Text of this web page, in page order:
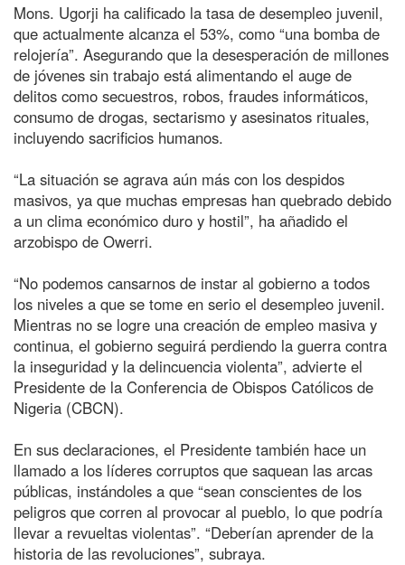
Mons. Ugorji ha calificado la tasa de desempleo juvenil,
que actualmente alcanza el 53%, como “una bomba de
relojería”. Asegurando que la desesperación de millones
de jóvenes sin trabajo está alimentando el auge de
delitos como secuestros, robos, fraudes informáticos,
consumo de drogas, sectarismo y asesinatos rituales,
incluyendo sacrificios humanos.
“La situación se agrava aún más con los despidos
masivos, ya que muchas empresas han quebrado debido
a un clima económico duro y hostil”, ha añadido el
arzobispo de Owerri.
“No podemos cansarnos de instar al gobierno a todos
los niveles a que se tome en serio el desempleo juvenil.
Mientras no se logre una creación de empleo masiva y
continua, el gobierno seguirá perdiendo la guerra contra
la inseguridad y la delincuencia violenta”, advierte el
Presidente de la Conferencia de Obispos Católicos de
Nigeria (CBCN).
En sus declaraciones, el Presidente también hace un
llamado a los líderes corruptos que saquean las arcas
públicas, instándoles a que “sean conscientes de los
peligros que corren al provocar al pueblo, lo que podría
llevar a revueltas violentas”. “Deberían aprender de la
historia de las revoluciones”, subraya.